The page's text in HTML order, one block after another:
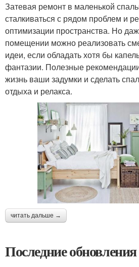
Затевая ремонт в маленькой
сталкиваться с рядом проблем и
оптимизации пространства. Но
помещении можно реализовать
идеи, если обладать хотя бы
фантазии. Полезные
жизнь ваши задумки и сделать
отдыха и релакса.
читать дальше →
Последние обновления